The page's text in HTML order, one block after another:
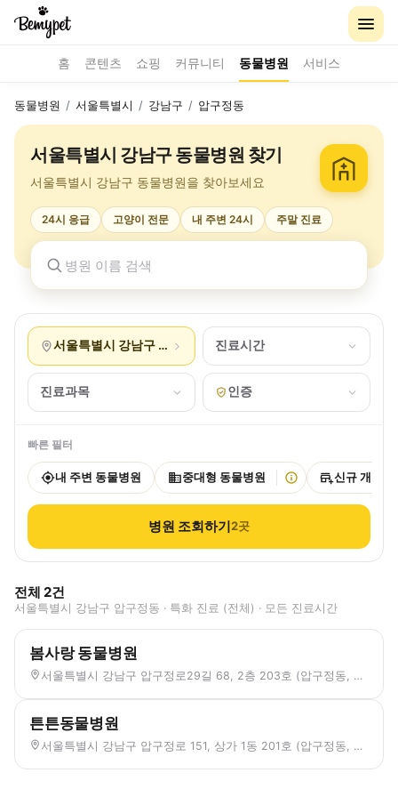
홈 콘텐츠 쇼핑 커뮤니티 동물병원 서비스
동물병원 / 서울특별시 / 강남구 / 압구정동
서울특별시 강남구 동물병원 찾기
서울특별시 강남구 동물병원을 찾아보세요
24시 응급 고양이 전문 내 주변 24시 주말 진료
서울특별시 강남구 압구정동 진료시간
진료과목 인증
빠른 필터
내 주변 동물병원 중대형 동물병원 신규 개원
병원 조회하기2곳
전체 2건
서울특별시 강남구 압구정동 · 특화 진료 (전체) · 모든 진료시간
봄사랑 동물병원
서울특별시 강남구 압구정로29길 68, 2층 203호 (압구정동, 현대아파트)
튼튼동물병원
서울특별시 강남구 압구정로 151, 상가 1동 201호 (압구정동, 현대아파트)